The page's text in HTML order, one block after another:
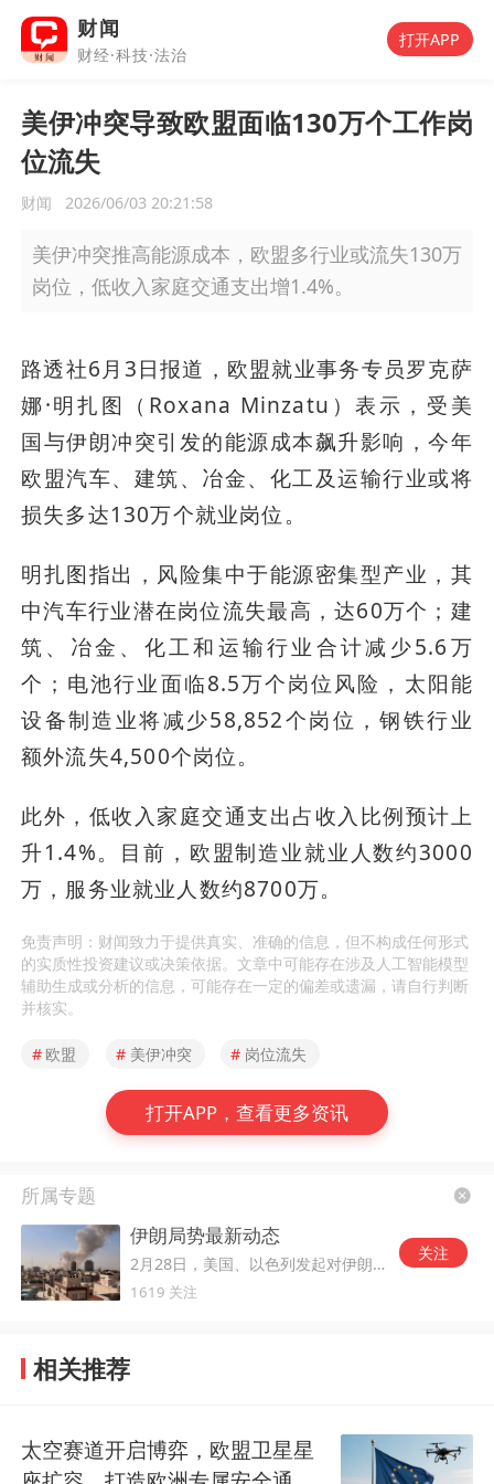
财闻
财经·科技·法治
打开APP
美伊冲突导致欧盟面临130万个工作岗
位流失
财闻 2026/06/03 20:21:58
美伊冲突推高能源成本，欧盟多行业或流失130万
岗位，低收入家庭交通支出增1.4%。
路透社6月3日报道，欧盟就业事务专员罗克萨
娜·明扎图（Roxana Minzatu）表示，受美
国与伊朗冲突引发的能源成本飙升影响，今年
欧盟汽车、建筑、冶金、化工及运输行业或将
损失多达130万个就业岗位。
明扎图指出，风险集中于能源密集型产业，其
中汽车行业潜在岗位流失最高，达60万个；建
筑、冶金、化工和运输行业合计减少5.6万
个；电池行业面临8.5万个岗位风险，太阳能
设备制造业将减少58,852个岗位，钢铁行业
额外流失4,500个岗位。
此外，低收入家庭交通支出占收入比例预计上
升1.4%。目前，欧盟制造业就业人数约3000
万，服务业就业人数约8700万。
免责声明：财闻致力于提供真实、准确的信息，但不构成任何形式
的实质性投资建议或决策依据。文章中可能存在涉及人工智能模型
辅助生成或分析的信息，可能存在一定的偏差或遗漏，请自行判断
并核实。
# 欧盟 # 美伊冲突 # 岗位流失
打开APP，查看更多资讯
所属专题
伊朗局势最新动态
2月28日，美国、以色列发起对伊朗的军事打击。
1619 关注
关注
相关推荐
太空赛道开启博弈，欧盟卫星星